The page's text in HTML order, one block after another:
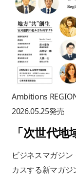
Ambitions
2026.05.25発売
「 次世代地
ビジネスマガジ
カスする新マガ